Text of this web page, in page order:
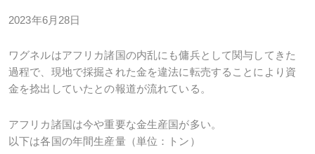
2023年6月28日
ワグネルはアフリカ諸国の内乱にも傭兵として関与してきた
過程で、現地で採掘された金を違法に転売することにより資
金を捻出していたとの報道が流れている。
アフリカ諸国は今や重要な金生産国が多い。
以下は各国の年間生産量（単位：トン）